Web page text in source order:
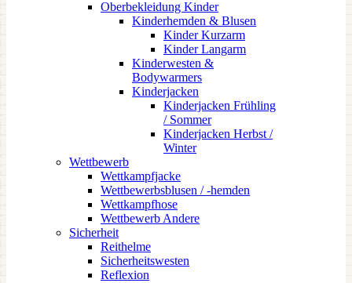
Oberbekleidung Kinder
Kinderhemden & Blusen
Kinder Kurzarm
Kinder Langarm
Kinderwesten &
Bodywarmers
Kinderjacken
Kinderjacken Frühling
/ Sommer
Kinderjacken Herbst /
Winter
Wettbewerb
Wettkampfjacke
Wettbewerbsblusen / -hemden
Wettkampfhose
Wettbewerb Andere
Sicherheit
Reithelme
Sicherheitswesten
Reflexion